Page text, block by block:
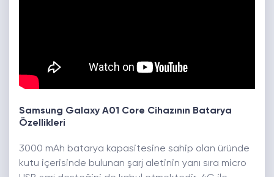
Samsung Galaxy A01 Core Cihazının Batarya
Özellikleri
3000 mAh batarya kapasitesine sahip olan üründe
kutu içerisinde bulunan şarj aletinin yanı sıra micro